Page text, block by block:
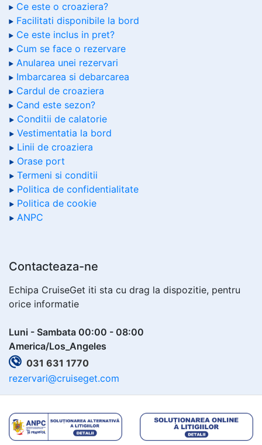
Ce este o croaziera?
Facilitati disponibile la bord
Ce este inclus in pret?
Cum se face o rezervare
Anularea unei rezervari
Imbarcarea si debarcarea
Cardul de croaziera
Cand este sezon?
Conditii de calatorie
Vestimentatia la bord
Linii de croaziera
Orase port
Termeni si conditii
Politica de confidentialitate
Politica de cookie
ANPC
Contacteaza-ne
Echipa CruiseGet iti sta cu drag la dispozitie, pentru
orice informatie
Luni - Sambata 00:00 - 08:00
America/Los_Angeles
031 631 1770
rezervari@cruiseget.com